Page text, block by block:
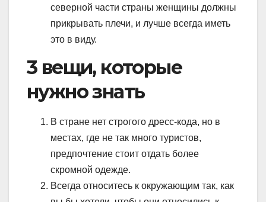
северной части страны женщины должны
прикрывать плечи, и лучше всегда иметь
это в виду.
3 вещи, которые
нужно знать
В стране нет строгого дресс-кода, но в
местах, где не так много туристов,
предпочтение стоит отдать более
скромной одежде.
Всегда относитесь к окружающим так, как